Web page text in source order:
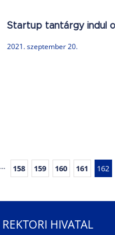
Startup tantárgy indul
2021. szeptember 20.
··· 158 159 160 161 162
REKTORI HIVATAL